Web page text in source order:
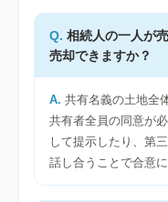
相続人の一人が
売却できますか？
共有名義の土地全
共有者全員の同意が
して提示したり、第
話し合うことで合意